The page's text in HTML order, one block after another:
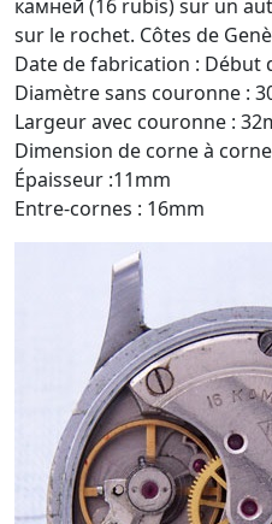
камней (16 rubis) sur un
sur le rochet. Côtes de
Date de fabrication : Début
Diamètre sans couronne :
Largeur avec couronne :
Dimension de corne à
Épaisseur :11mm
Entre-cornes : 16mm